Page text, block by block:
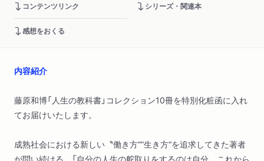
コンテンツリンク シリーズ・関連本
感想をおくる
内容紹介
藤原和博「人生の教科書」コレクション10冊を特別化粧函に入れ
てお届けいたします。
成熟社会における新しい〝働き方””生き方“を追求してきた著者